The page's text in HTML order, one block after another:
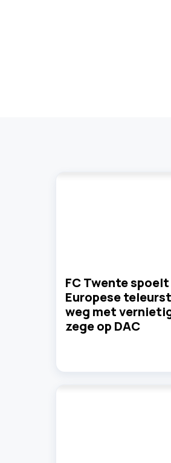
FC Twente spoelt
Europese
weg met
zege op DAC